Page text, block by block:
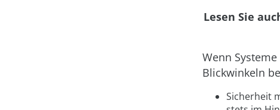
Lesen Sie
Wenn
Blickwinkeln
Sicherheit